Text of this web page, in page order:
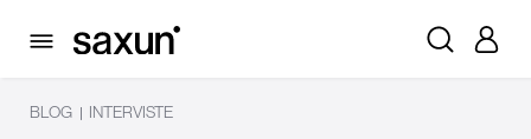
BLOG | INTERVISTE